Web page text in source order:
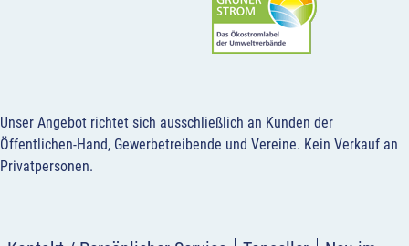
Unser Angebot richtet sich ausschließlich an Kunden der
Öffentlichen-Hand, Gewerbetreibende und Vereine. Kein Verkauf an
Privatpersonen.